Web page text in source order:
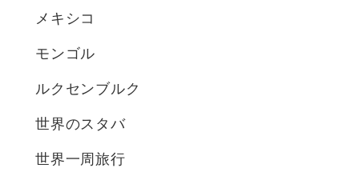
メキシコ
モンゴル
ルクセンブルク
世界のスタバ
世界一周旅行